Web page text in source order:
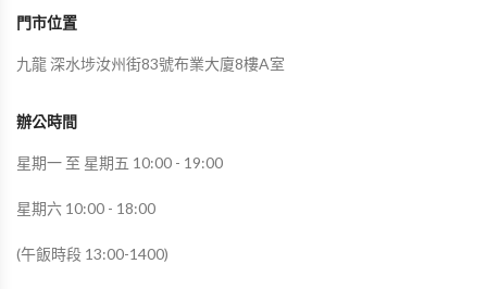
門市位置
九龍 深水埗汝州街83號布業大廈8樓A室
辦公時間
星期一 至 星期五 10:00 - 19:00
星期六 10:00 - 18:00
(午飯時段 13:00-1400)